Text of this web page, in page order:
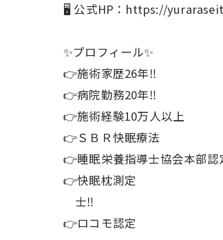
🖥 公式HP：https://
✨プロフィール✨
👉施術家歴26年‼️
👉病院勤務20年‼️
👉施術経験10万人以上
👉ＳＢＲ快眠療法
👉睡眠栄養指導
👉快眠枕測定
士‼️
👉ロコモ認定